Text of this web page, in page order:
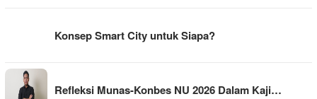
Konsep Smart City untuk Siapa?
Refleksi Munas-Konbes NU 2026 Dalam Kaji…